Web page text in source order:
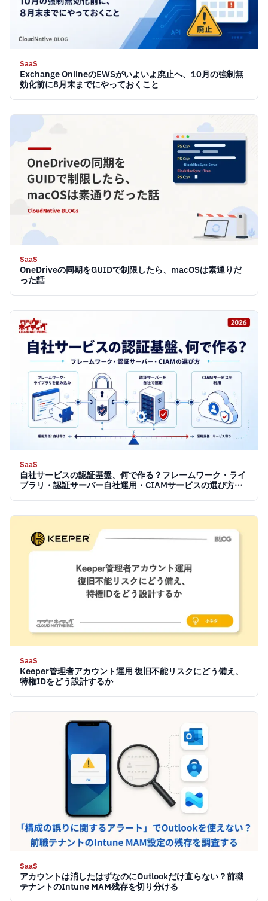
SaaS
Exchange OnlineのEWSがいよいよ廃止へ、10月の強制無
効化前に8月末までにやっておくこと
SaaS
OneDriveの同期をGUIDで制限したら、macOSは素通りだ
った話
SaaS
自社サービスの認証基盤、何で作る？フレームワーク・ライ
ブラリ・認証サーバー自社運用・CIAMサービスの選び方
SaaS
Keeper管理者アカウント運用 復旧不能リスクにどう備え、
特権IDをどう設計するか
SaaS
アカウントは消したはずなのにOutlookだけ直らない？前職
テナントのIntune MAM残存を切り分ける